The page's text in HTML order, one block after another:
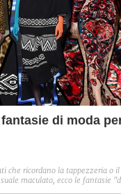
di moda
che ricordano la tappezzeria o il
maculato, ecco le fantasie